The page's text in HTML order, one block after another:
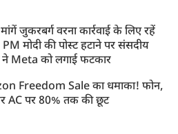
जुकरबर्ग वरना कार्रवाई के लिए रहें
PM मोदी की पोस्ट हटाने पर संसदीय
ने Meta को लगाई फटकार
Freedom Sale का धमाका! फोन,
AC पर 80% तक की छूट